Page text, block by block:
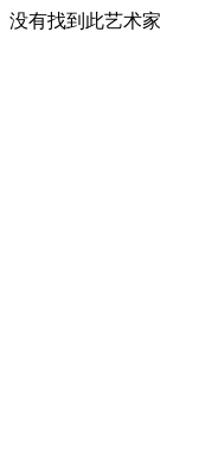
没有找到此艺术家